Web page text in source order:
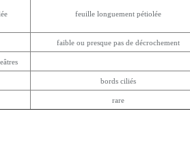
feuille longuement pétiolée
faible ou presque pas de décrochement
bords ciliés
rare